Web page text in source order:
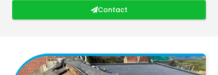
Contact